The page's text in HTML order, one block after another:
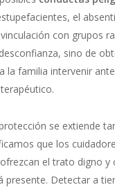
el
con grupos
sino de
la familia intervenir
se extiende
que los
el trato digno y
presente. Detectar a